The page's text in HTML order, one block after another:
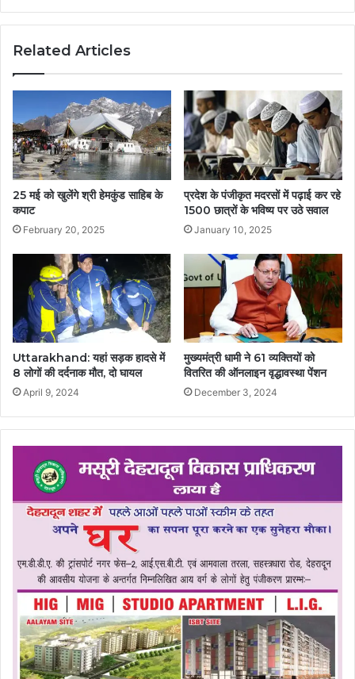
Related Articles
25 मई को खुलेंगे श्री हेमकुंड साहिब के
कपाट
February 20, 2025
प्रदेश के पंजीकृत मदरसों में पढ़ाई कर रहे
1500 छात्रों के भविष्य पर उठे सवाल
January 10, 2025
Uttarakhand: यहां सड़क हादसे में
8 लोगों की दर्दनाक मौत, दो घायल
April 9, 2024
मुख्यमंत्री धामी ने 61 व्यक्तियों को
वितरित की ऑनलाइन वृद्धावस्था पेंशन
December 3, 2024